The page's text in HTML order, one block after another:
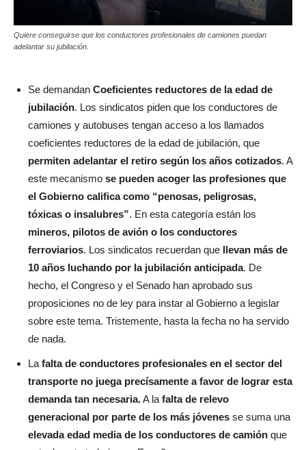
Quiere conseguirse que los conductores profesionales de camiones puedan
adelantar su jubilación.
Se demandan Coeficientes reductores de la edad de
jubilación. Los sindicatos piden que los conductores de
camiones y autobuses tengan acceso a los llamados
coeficientes reductores de la edad de jubilación, que
permiten adelantar el retiro según los años cotizados. A
este mecanismo se pueden acoger las profesiones que
el Gobierno califica como “penosas, peligrosas,
tóxicas o insalubres”. En esta categoría están los
mineros, pilotos de avión o los conductores
ferroviarios. Los sindicatos recuerdan que llevan más de
10 años luchando por la jubilación anticipada. De
hecho, el Congreso y el Senado han aprobado sus
proposiciones no de ley para instar al Gobierno a legislar
sobre este tema. Tristemente, hasta la fecha no ha servido
de nada.
La falta de conductores profesionales en el sector del
transporte no juega precísamente a favor de lograr esta
demanda tan necesaria.A la falta de relevo
generacional por parte de los más jóvenes se suma una
elevada edad media de los conductores de camión que